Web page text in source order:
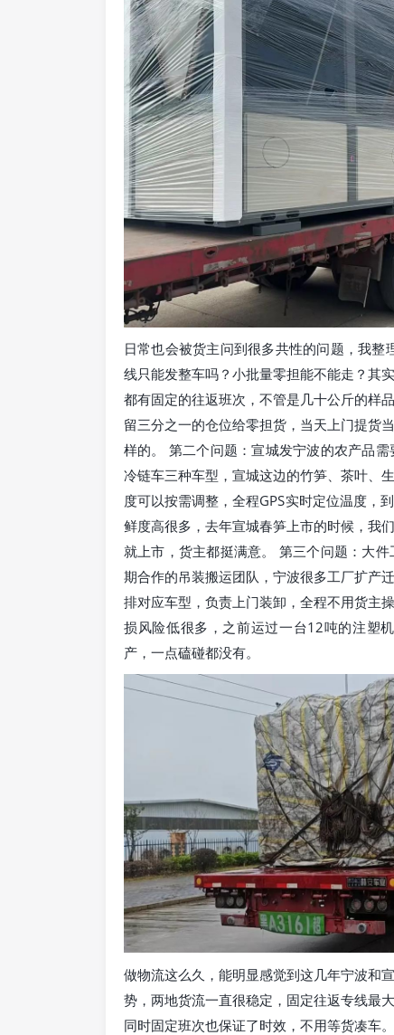
日常也会被货主问到很多共性的问题，我
线只能发整车吗？小批量零担能不能走？其
都有固定的往返班次，不管是几十公斤的样
留三分之一的仓位给零担货，当天上门提货
样的。 第二个问题：宣城发宁波的农产品
冷链车三种车型，宣城这边的竹笋、茶叶、
度可以按需调整，全程GPS实时定位温度，
鲜度高很多，去年宣城春笋上市的时候，我
就上市，货主都挺满意。 第三个问题：大
期合作的吊装搬运团队，宁波很多工厂扩产
排对应车型，负责上门装卸，全程不用货主
损风险低很多，之前运过一台12吨的注塑
产，一点磕碰都没有。
做物流这么久，能明显感觉到这几年宁波和
势，两地货流一直很稳定，固定往返专线最
同时固定班次也保证了时效，不用等货凑车